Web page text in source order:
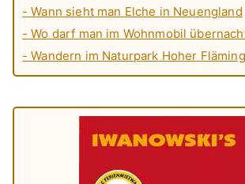
- Wann sieht man Elche in Neuengland
- Wo darf man im Wohnmobil
- Wandern im Naturpark Hoher Fläming